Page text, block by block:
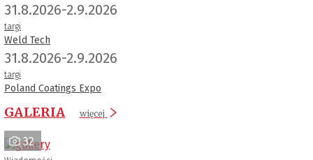
31.8.2026-2.9.2026
targi
Weld Tech
31.8.2026-2.9.2026
targi
Poland Coatings Expo
GALERIA więcej
32